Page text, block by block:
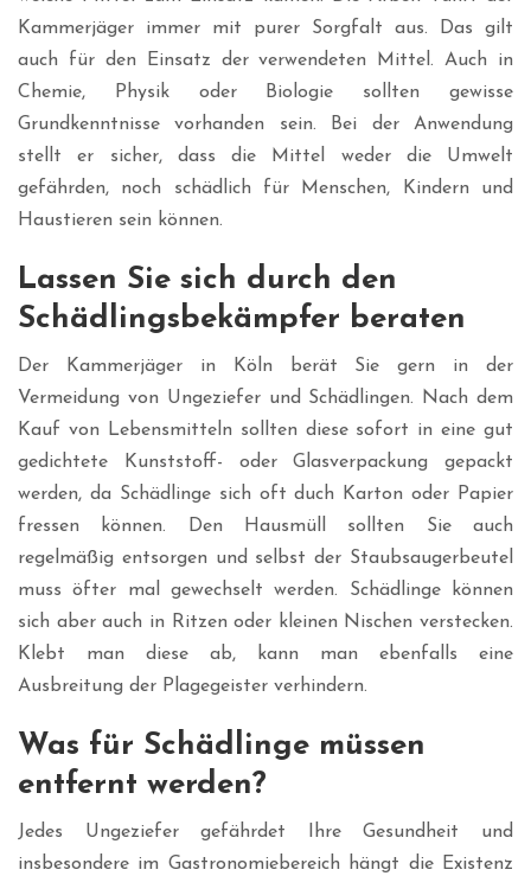
Kammerjäger immer mit purer Sorgfalt aus. Das gilt
auch für den Einsatz der verwendeten Mittel. Auch in
Chemie, Physik oder Biologie sollten gewisse
Grundkenntnisse vorhanden sein. Bei der Anwendung
stellt er sicher, dass die Mittel weder die Umwelt
gefährden, noch schädlich für Menschen, Kindern und
Haustieren sein können.
Lassen Sie sich durch den
Schädlingsbekämpfer beraten
Der Kammerjäger in Köln berät Sie gern in der
Vermeidung von Ungeziefer und Schädlingen. Nach dem
Kauf von Lebensmitteln sollten diese sofort in eine gut
gedichtete Kunststoff- oder Glasverpackung gepackt
werden, da Schädlinge sich oft duch Karton oder Papier
fressen können. Den Hausmüll sollten Sie auch
regelmäßig entsorgen und selbst der Staubsaugerbeutel
muss öfter mal gewechselt werden. Schädlinge können
sich aber auch in Ritzen oder kleinen Nischen verstecken.
Klebt man diese ab, kann man ebenfalls eine
Ausbreitung der Plagegeister verhindern.
Was für Schädlinge müssen
entfernt werden?
Jedes Ungeziefer gefährdet Ihre Gesundheit und
insbesondere im Gastronomiebereich hängt die Existenz